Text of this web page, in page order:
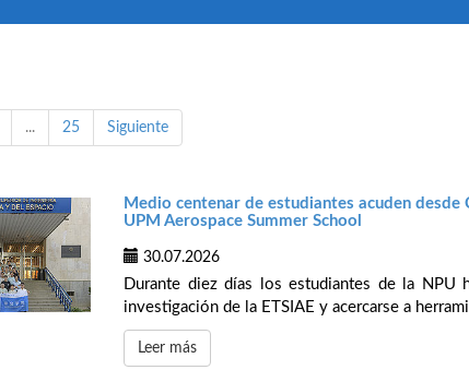
... 25 Siguiente
Medio centenar de estudiantes acuden desde
UPM Aerospace Summer School
30.07.2026
Durante diez días los estudiantes de la NPU
investigación de la ETSIAE y acercarse a
Leer más